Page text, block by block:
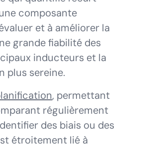
composante
et à améliorer la
grande fiabilité des
inducteurs et la
plus sereine.
, permettant
régulièrement
des biais ou des
étroitement lié à